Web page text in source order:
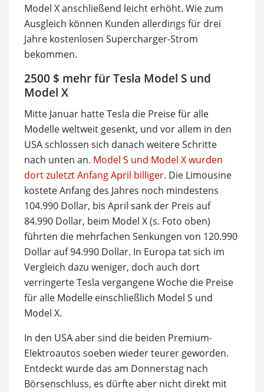
Model X anschließend leicht erhöht. Wie zum
Ausgleich können Kunden allerdings für drei
Jahre kostenlosen Supercharger-Strom
bekommen.
2500 $ mehr für Tesla Model S und
Model X
Mitte Januar hatte Tesla die Preise für alle
Modelle weltweit gesenkt, und vor allem in den
USA schlossen sich danach weitere Schritte
nach unten an. Model S und Model X wurden
dort zuletzt Anfang April billiger. Die Limousine
kostete Anfang des Jahres noch mindestens
104.990 Dollar, bis April sank der Preis auf
84.990 Dollar, beim Model X (s. Foto oben)
führten die mehrfachen Senkungen von 120.990
Dollar auf 94.990 Dollar. In Europa tat sich im
Vergleich dazu weniger, doch auch dort
verringerte Tesla vergangene Woche die Preise
für alle Modelle einschließlich Model S und
Model X.
In den USA aber sind die beiden Premium-
Elektroautos soeben wieder teurer geworden.
Entdeckt wurde das am Donnerstag nach
Börsenschluss, es dürfte aber nicht direkt mit